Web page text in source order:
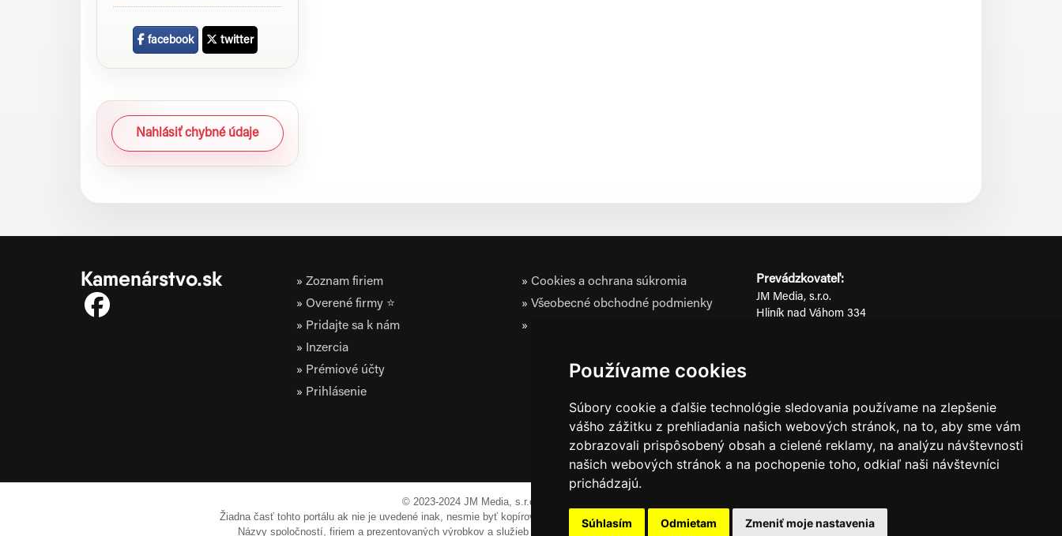
Používame cookies
Súbory cookie a ďalšie technológie sledovania používame na zlepšenie
vášho zážitku z prehliadania našich webových stránok, na to, aby sme vám
zobrazovali prispôsobený obsah a cielené reklamy, na analýzu návštevnosti
našich webových stránok a na pochopenie toho, odkiaľ naši návštevníci
prichádzajú.
Súhlasím Odmietam Zmeniť moje nastavenia
facebook twitter
Nahlásiť chybné údaje
Kamenárstvo.sk
Zoznam firiem
Overené firmy ⭐
Pridajte sa k nám
Inzercia
Prémiové účty
Prihlásenie
Cookies a ochrana súkromia
Všeobecné obchodné podmienky
Prevádzkovateľ:
JM Media, s.r.o.
Hliník nad Váhom 334
0911 955 646
© 2023-2024 JM Media, s.r.o.
Žiadna časť tohto portálu ak nie je uvedené inak, nesmie byť kopírovaná, alebo prezentovaná bez výslovného súhlasu prevádzkovateľa.
Názvy spoločností, firiem a prezentovaných výrobkov a služieb môžu byť registrovanými obchodnými známkami ich vlastníkov.